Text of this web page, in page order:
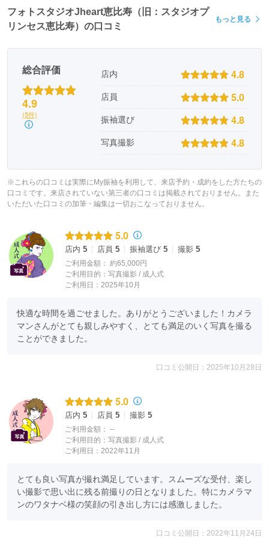
フォトスタジオJheart恵比寿（旧：スタジオプ
リンセス恵比寿）の口コミ
もっと見る
総合評価
4.9
(5件)
店内 4.8
店員 5.0
振袖選び 4.8
写真撮影 4.8
※これらの口コミは実際にMy振袖を利用して、来店予約・成約をした方たちの
口コミです。来店されていない第三者の口コミは掲載されておりません。また
いただいた口コミの加筆・編集は一切おこなっておりません。
5.0
店内 5 店員 5 振袖選び 5 撮影 5
ご利用金額： 約65,000円
ご利用目的： 写真撮影 / 成人式
ご利用日：2025年10月
快適な時間を過ごせました。ありがとうございました！カメラ
マンさんがとても親しみやすく、とても満足のいく写真を撮る
ことができました。
口コミ公開日：2025年10月28日
5.0
店内 5 店員 5 撮影 5
ご利用金額： --
ご利用目的： 写真撮影 / 成人式
ご利用日：2022年11月
とても良い写真が撮れ満足しています。スムーズな受付、楽し
い撮影で思い出に残る前撮りの日となりました。特にカメラマ
ンのワタナベ様の笑顔の引き出し方には感激しました。
口コミ公開日：2022年11月24日